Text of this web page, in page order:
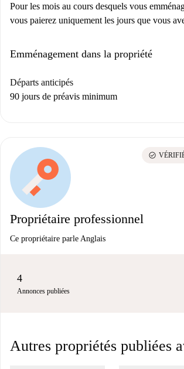
Pour les mois au cours desquels vous
vous paierez uniquement les jours que vous
Emménagement dans la propriété
Départs anticipés
90 jours de préavis minimum
Propriétaire professionnel
Ce propriétaire parle Anglais
check_circle
4
Annonces publiées
Autres propriétés publiées